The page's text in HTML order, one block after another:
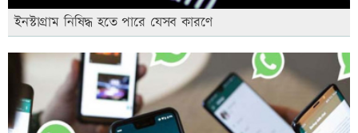
ইনস্টাগ্রাম নিষিদ্ধ হতে পারে যেসব কারণে